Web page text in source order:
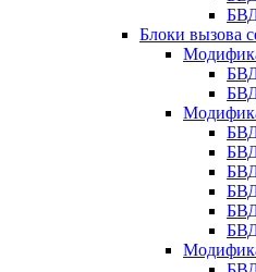
Блоки вызова